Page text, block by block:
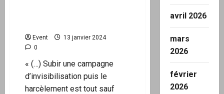
Event
13 janvier 2024
0
« (…) Subir une campagne
d’invisibilisation puis le
harcèlement est tout sauf
avril 2026
mars
2026
février
2026